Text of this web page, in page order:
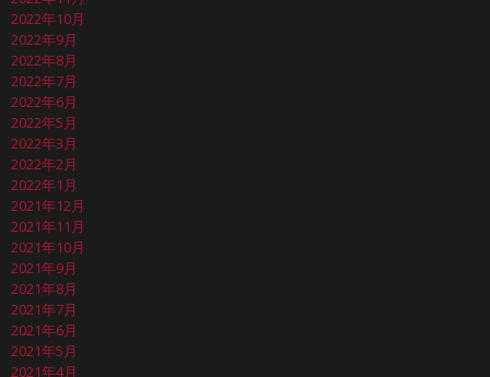
2022年10月
2022年9月
2022年8月
2022年7月
2022年6月
2022年5月
2022年3月
2022年2月
2022年1月
2021年12月
2021年11月
2021年10月
2021年9月
2021年8月
2021年7月
2021年6月
2021年5月
2021年4月